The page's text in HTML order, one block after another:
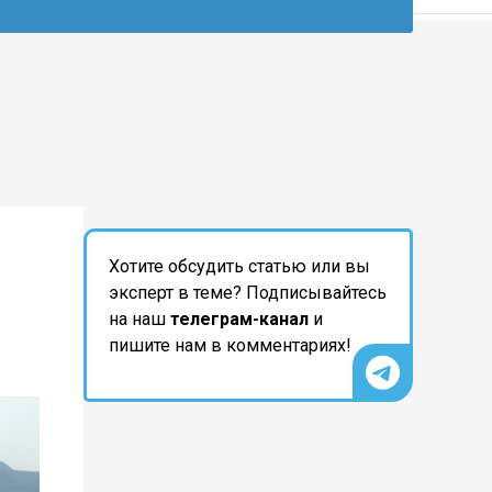
Хотите обсудить статью или вы
эксперт в теме? Подписывайтесь
на наш телеграм-канал и
пишите нам в комментариях!